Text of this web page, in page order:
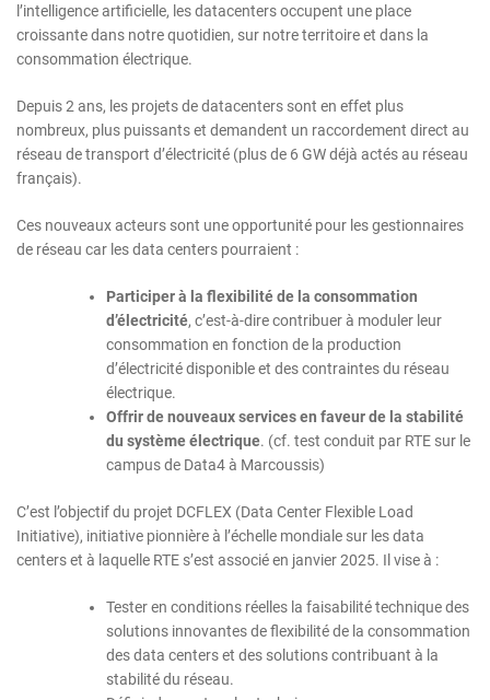
l’intelligence artificielle, les datacenters occupent une place
croissante dans notre quotidien, sur notre territoire et dans la
consommation électrique.
Depuis 2 ans, les projets de datacenters sont en effet plus
nombreux, plus puissants et demandent un raccordement direct au
réseau de transport d’électricité (plus de 6 GW déjà actés au réseau
français).
Ces nouveaux acteurs sont une opportunité pour les gestionnaires
de réseau car les data centers pourraient :
Participer à la flexibilité de la consommation
d’électricité, c’est-à-dire contribuer à moduler leur
consommation en fonction de la production
d’électricité disponible et des contraintes du réseau
électrique.
Offrir de nouveaux services en faveur de la stabilité
du système électrique. (cf. test conduit par RTE sur le
campus de Data4 à Marcoussis)
C’est l’objectif du projet DCFLEX (Data Center Flexible Load
Initiative), initiative pionnière à l’échelle mondiale sur les data
centers et à laquelle RTE s’est associé en janvier 2025. Il vise à :
Tester en conditions réelles la faisabilité technique des
solutions innovantes de flexibilité de la consommation
des data centers et des solutions contribuant à la
stabilité du réseau.